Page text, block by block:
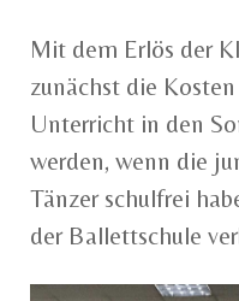
Mit dem Erlös der
zunächst die
Unterricht in den
werden, wenn die
Tänzer schulfrei
der Ballettschule